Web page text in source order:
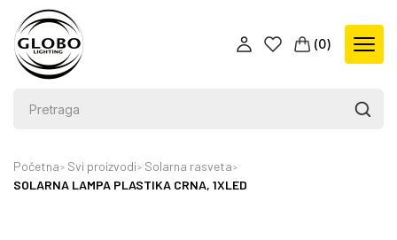
(0)
Početna Svi proizvodi
Solarna rasveta
SOLARNA LAMPA PLASTIKA CRNA, 1XLED